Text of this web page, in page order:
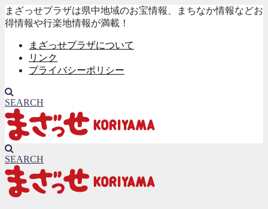
まざっせプラザは県中地域のお宝情報、まちなか情報などお
得情報や行楽地情報が満載！
まざっせプラザについて
リンク
プライバシーポリシー
SEARCH
SEARCH